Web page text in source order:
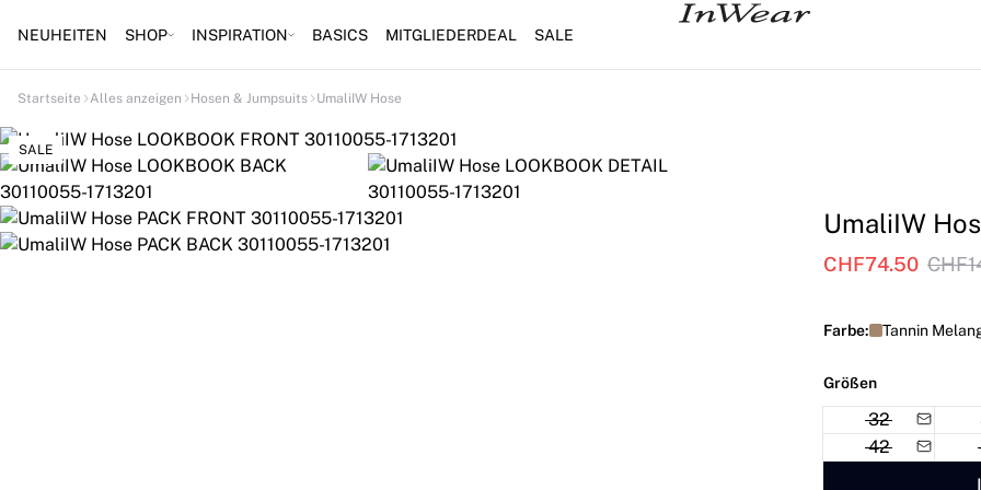
NEUHEITEN SHOP INSPIRATION BASICS MITGLIEDERDEAL SALE
Startseite Alles anzeigen Hosen & Jumpsuits UmaliIW Hose
SALE
UmaliIW
CHF74.50
Farbe: Tannin
Größen
32
42